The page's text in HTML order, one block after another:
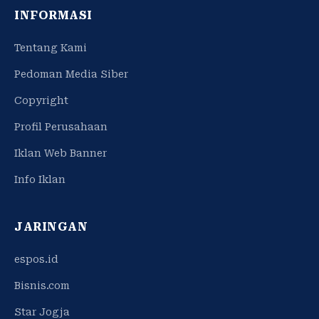
INFORMASI
Tentang Kami
Pedoman Media Siber
Copyright
Profil Perusahaan
Iklan Web Banner
Info Iklan
JARINGAN
espos.id
Bisnis.com
Star Jogja